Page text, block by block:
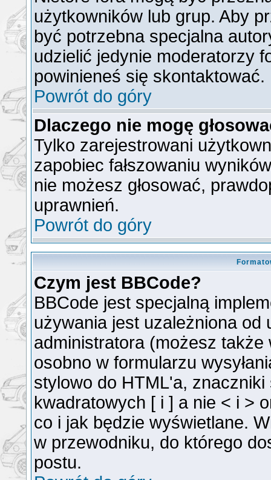
użytkowników lub grup. Aby
być potrzebna specjalna
udzielić jedynie moderatorzy
powinieneś się skontaktować.
Powrót do góry
Dlaczego nie mogę
Tylko zarejestrowani
zapobiec fałszowaniu
nie możesz głosować,
uprawnień.
Powrót do góry
Czym jest BBCode?
BBCode jest specjalną
używania jest uzależniona
administratora (możesz także
osobno w formularzu
stylowo do HTML'a,
kwadratowych [ i ] a nie < i >
co i jak będzie wyświetlane.
w przewodniku, do którego
postu.